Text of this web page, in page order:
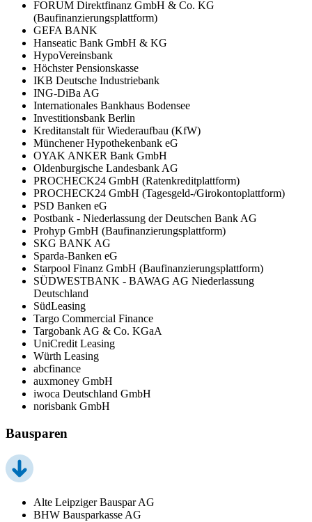
FORUM Direktfinanz GmbH & Co. KG
(Baufinanzierungsplattform)
GEFA BANK
Hanseatic Bank GmbH & KG
HypoVereinsbank
Höchster Pensionskasse
IKB Deutsche Industriebank
ING-DiBa AG
Internationales Bankhaus Bodensee
Investitionsbank Berlin
Kreditanstalt für Wiederaufbau (KfW)
Münchener Hypothekenbank eG
OYAK ANKER Bank GmbH
Oldenburgische Landesbank AG
PROCHECK24 GmbH (Ratenkreditplattform)
PROCHECK24 GmbH (Tagesgeld-/Girokontoplattform)
PSD Banken eG
Postbank - Niederlassung der Deutschen Bank AG
Prohyp GmbH (Baufinanzierungsplattform)
SKG BANK AG
Sparda-Banken eG
Starpool Finanz GmbH (Baufinanzierungsplattform)
SÜDWESTBANK - BAWAG AG Niederlassung
Deutschland
SüdLeasing
Targo Commercial Finance
Targobank AG & Co. KGaA
UniCredit Leasing
Würth Leasing
abcfinance
auxmoney GmbH
iwoca Deutschland GmbH
norisbank GmbH
Bausparen
Alte Leipziger Bauspar AG
BHW Bausparkasse AG